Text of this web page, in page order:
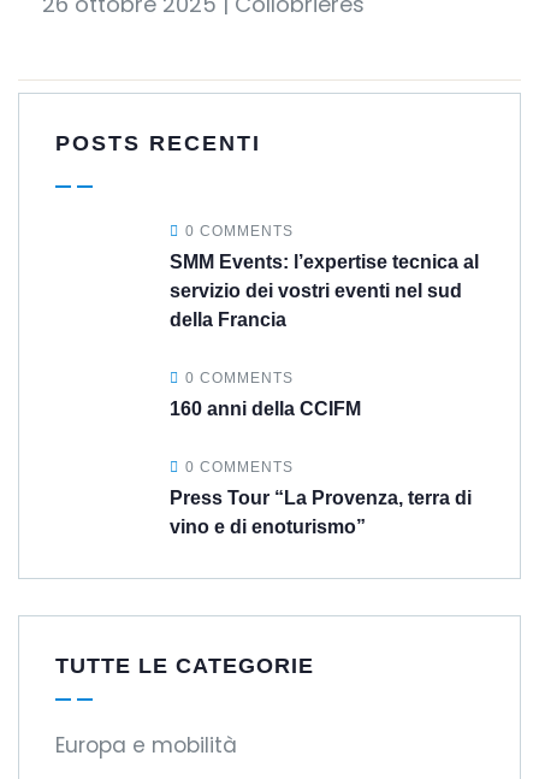
POSTS RECENTI
0 COMMENTS
SMM Events: l’expertise tecnica al
servizio dei vostri eventi nel sud
della Francia
0 COMMENTS
160 anni della CCIFM
0 COMMENTS
Press Tour “La Provenza, terra di
vino e di enoturismo”
TUTTE LE CATEGORIE
Europa e mobilità